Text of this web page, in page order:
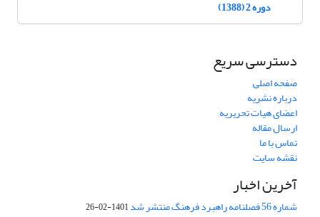
دوره 2 (1388)
دسترسی سریع
صفحه اصلی
درباره نشریه
اعضای هیات تحریریه
ارسال مقاله
تماس با ما
نقشه سایت
آخرین اخبار
شماره 56 فصلنامه راهبرد فرهنگ منتشر شد 1401-02-26